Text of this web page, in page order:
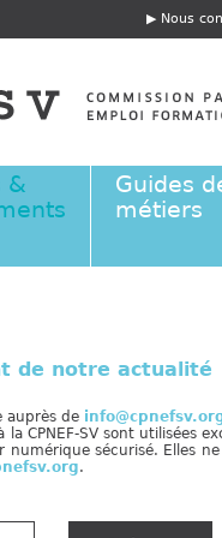
E
t
ê
e
Nous
&
Guides
métiers
de notre actualité
auprès de
la CPNEF-SV sont
sécurisé. Elles
.